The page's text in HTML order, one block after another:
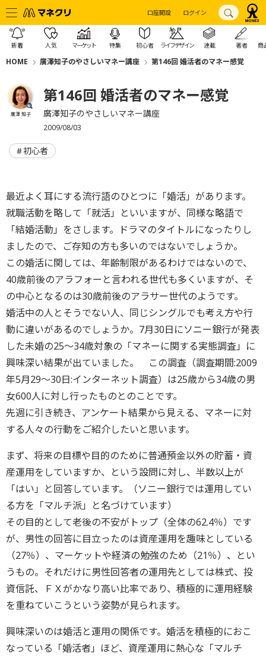
口座開設 ログイン
新着 人気 マーケット 特集 初心者 ライフデザイン 連載 著者 商
HOME 廣澤知子のやさしいマネー講座 第146回 婚活者のマネー感覚
廣澤 知子
第146回 婚活者のマネー感覚
廣澤知子のやさしいマネー講座
2009/08/03
初心者
最近よく耳にする流行語のひとつに「婚活」があります。
就職活動を略して「就活」といいますが、同様な略語で
「結婚活動」をさします。ドラマのタイトルになったりし
ましたので、ご存知の方も多いのではないでしょうか。
この婚活に関しては、年齢制限があるわけではないので、
40歳前後のアラフォーと言われる世代も多くいますが、そ
の中心となるのは30歳前後のアラサー世代のようです。
婚活中の人とそうでない人、同じシングルでも考え方や行
動に違いがあるのでしょうか。7月30日にソニー銀行が発表
した未婚の25～34歳対象の「マネーに関する実態調査」に
興味深い結果が出ていました。 この調査（調査期間:2009
年5月29～30日:インターネット調査）は25歳から34歳の男
女600人に対し行ったものとのことです。
先週に引き続き、アンケート結果から見える、マネーに対
する人々の行動をご紹介したいと思います。
まず、将来の目標や目的のために普通預金以外の貯蓄・資
産運用をしていますか、という設問に対し、半数以上が
「はい」と回答しています。（ソニー銀行では運用してい
る方を「マルチ派」と名づけています）
その目的として老後の不安がトップ（全体の62.4％）です
が、男性の回答に目立ったのは資産運用を趣味としている
（27％）、マーケットや経済の勉強のため（21％）、とい
うもの。それだけに男性回答者の運用先としては株式、投
資信託、ＦＸがかなり高い比率であり、積極的に運用経験
を重ねていこうという姿勢が見られます。
興味深いのは婚活と運用の関係です。婚活を積極的におこ
なっている「婚活者」ほど、資産運用に熱心な「マルチ